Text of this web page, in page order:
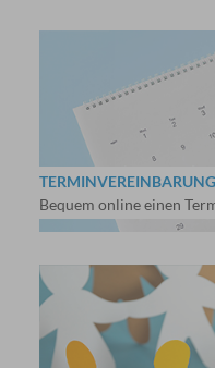
TERMINVEREINBARUNG
Bequem online einen